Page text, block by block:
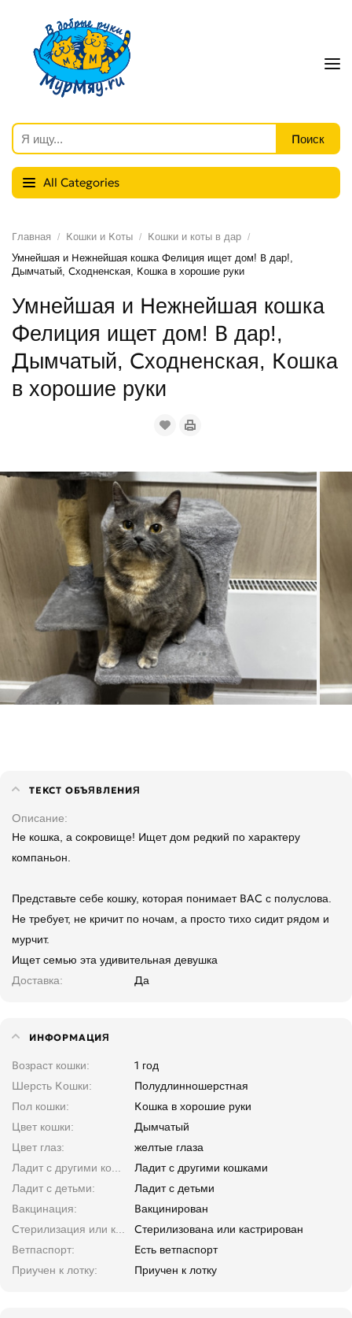
All Categories
Главная Кошки и Коты
Кошки и коты в дар
Умнейшая и Нежнейшая кошка Фелиция ищет дом! В дар!,
Дымчатый, Сходненская, Кошка в хорошие руки
Умнейшая и Нежнейшая кошка
Фелиция ищет дом! В дар!,
Дымчатый, Сходненская, Кошка
в хорошие руки
ТЕКСТ ОБЪЯВЛЕНИЯ
Описание
Не кошка, а сокровище! Ищет дом редкий по характеру
компаньон.
Представьте себе кошку, которая понимает ВАС с полуслова.
Не требует, не кричит по ночам, а просто тихо сидит рядом и
мурчит.
Ищет семью эта удивительная девушка
Доставка
Да
ИНФОРМАЦИЯ
Возраст кошки
1 год
Шерсть Кошки
Полудлинношерстная
Пол кошки
Кошка в хорошие руки
Цвет кошки
Дымчатый
Цвет глаз
желтые глаза
Ладит с другими кошками
Ладит с другими кошками
Ладит с детьми
Ладит с детьми
Вакцинация
Вакцинирован
Стерилизация или кастрация
Стерилизована или кастрирован
Ветпаспорт
Есть ветпаспорт
Приучен к лотку
Приучен к лотку